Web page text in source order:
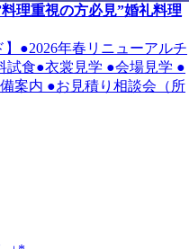
理重視の方必見”婚礼料理
】●2026年春リニューアルチ
試食●衣裳見学 ●会場見学 ●
案内 ●お見積り相談会（所